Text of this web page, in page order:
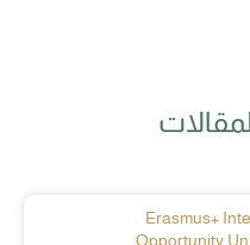
Erasmus+
Opportunity